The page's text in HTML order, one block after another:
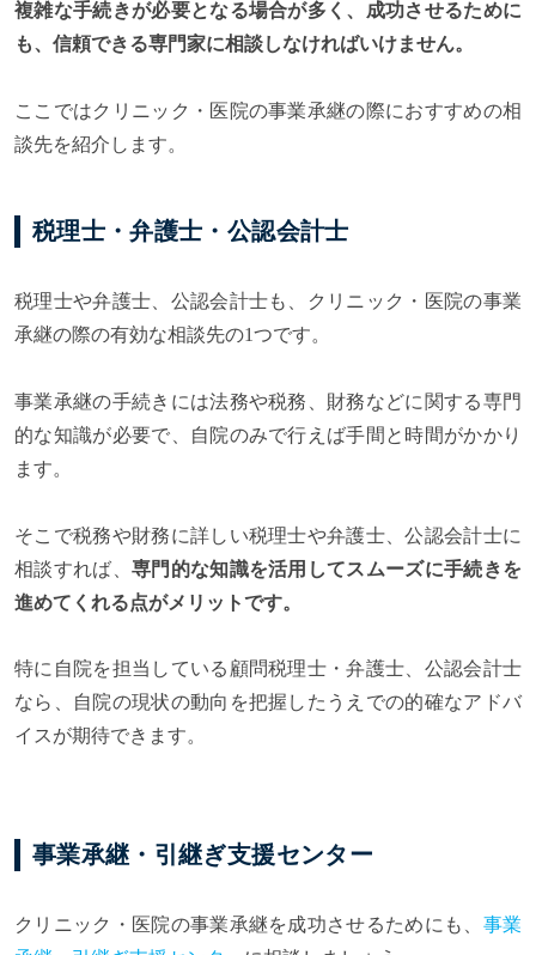
複雑な手続きが必要となる場合が多く、成功させるために
も、信頼できる専門家に相談しなければいけません。
ここではクリニック・医院の事業承継の際におすすめの相
談先を紹介します。
税理士・弁護士・公認会計士
税理士や弁護士、公認会計士も、クリニック・医院の事業
承継の際の有効な相談先の1つです。
事業承継の手続きには法務や税務、財務などに関する専門
的な知識が必要で、自院のみで行えば手間と時間がかかり
ます。
そこで税務や財務に詳しい税理士や弁護士、公認会計士に
相談すれば、 専門的な知識を活用してスムーズに手続きを
進めてくれる点がメリットです。
特に自院を担当している顧問税理士・弁護士、公認会計士
なら、自院の現状の動向を把握したうえでの的確なアドバ
イスが期待できます。
事業承継・引継ぎ支援センター
クリニック・医院の事業承継を成功させるためにも、 事業